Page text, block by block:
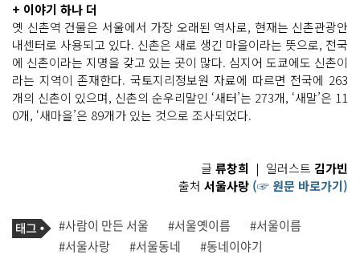
+ 이야기 하나 더
옛 신촌역 건물은 서울에서 가장 오래된 역사로, 현재는 신촌관광안
내센터로 사용되고 있다. 신촌은 새로 생긴 마을이라는 뜻으로, 전국
에 신촌이라는 지명을 갖고 있는 곳이 많다. 심지어 도쿄에도 신촌이
라는 지역이 존재한다. 국토지리정보원 자료에 따르면 전국에 263
개의 신촌이 있으며, 신촌의 순우리말인 ‘새터’는 273개, ‘새말’은 11
0개, ‘새마을’은 89개가 있는 것으로 조사되었다.
글 류창희 | 일러스트 김가빈
출처 서울사랑 (☞ 원문 바로가기)
기
사
관
태
그
#사람이 만든 서울 #서울옛이름
#서울이름
#서울사랑
#서울동네
#동네이야기